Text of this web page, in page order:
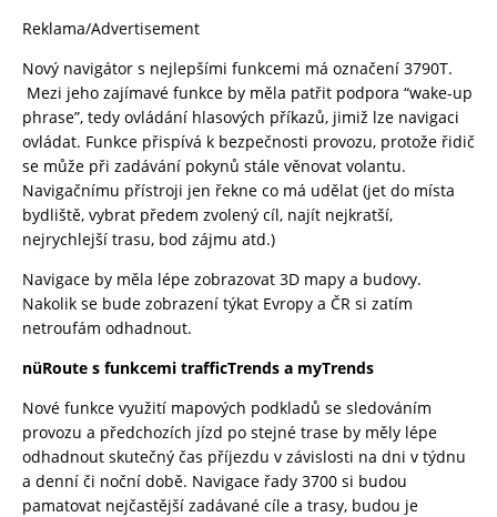
Reklama/Advertisement
Nový navigátor s nejlepšími funkcemi má označení 3790T.
Mezi jeho zajímavé funkce by měla patřit podpora “wake-up
phrase”, tedy ovládání hlasových příkazů, jimiž lze navigaci
ovládat. Funkce přispívá k bezpečnosti provozu, protože řidič
se může při zadávání pokynů stále věnovat volantu.
Navigačnímu přístroji jen řekne co má udělat (jet do místa
bydliště, vybrat předem zvolený cíl, najít nejkratší,
nejrychlejší trasu, bod zájmu atd.)
Navigace by měla lépe zobrazovat 3D mapy a budovy.
Nakolik se bude zobrazení týkat Evropy a ČR si zatím
netroufám odhadnout.
nüRoute s funkcemi trafficTrends a myTrends
Nové funkce využití mapových podkladů se sledováním
provozu a předchozích jízd po stejné trase by měly lépe
odhadnout skutečný čas příjezdu v závislosti na dni v týdnu
a denní či noční době. Navigace řady 3700 si budou
pamatovat nejčastější zadávané cíle a trasy, budou je